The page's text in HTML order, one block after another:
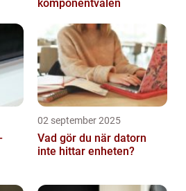
komponentvalen
02 september 2025
Vad gör du när datorn
inte hittar enheten?